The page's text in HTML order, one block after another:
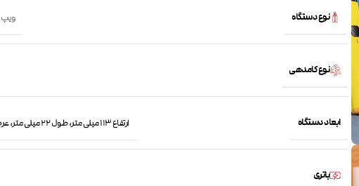
نوع دستگاه ویپ
نوع کامدهی
ابعاد دستگاه ارتفاع 113 میلی متر، طول 22 میلی متر، عرض 13 میلی متر
باتری